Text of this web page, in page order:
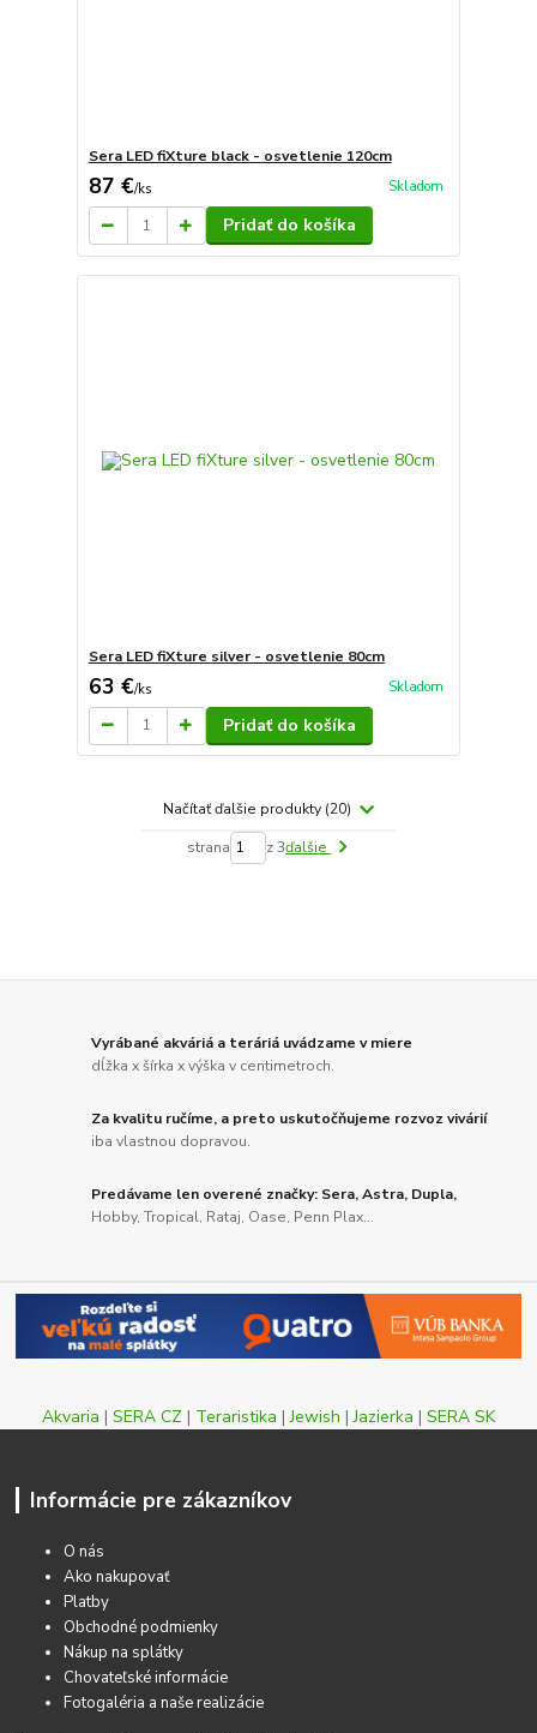
Sera LED fiXture black - osvetlenie 120cm
87 €/ks Skladom
Pridať do košíka
Sera LED fiXture silver - osvetlenie 80cm
63 €/ks Skladom
Pridať do košíka
Načítať ďalšie produkty (20)
strana z 3ďalšie
Vyrábané akváriá a teráriá uvádzame v miere
dĺžka x šírka x výška v centimetroch.
Za kvalitu ručíme, a preto uskutočňujeme rozvoz vivárií
iba vlastnou dopravou.
Predávame len overené značky: Sera, Astra, Dupla,
Hobby, Tropical, Rataj, Oase, Penn Plax...
Akvaria | SERA CZ | Teraristika |Jewish |Jazierka | SERA SK
Informácie pre zákazníkov
O nás
Ako nakupovať
Platby
Obchodné podmienky
Nákup na splátky
Chovateľské informácie
Fotogaléria a naše realizácie